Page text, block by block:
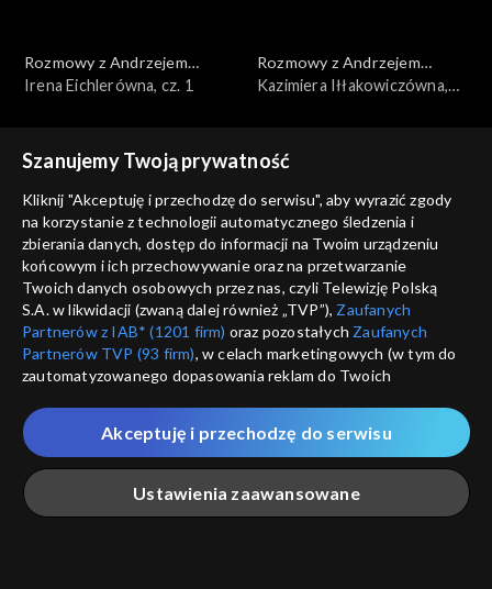
Rozmowy z Andrzejem
Doboszem
Irena Eichlerówna, cz. 1
Rozmowy z Andrzejem
Doboszem
Kazimiera Iłłakowiczówna,
Rozmowy z Andrzejem
Doboszem
Kazimiera Iłłakowiczówna,
cz. 1
Rozmowy z Andrzejem
Doboszem
Wilam Horzyca
Rozmowy z Andrzejem
Doboszem
Józef Beck
Rozmowy z Andrzejem
Doboszem
Kazimierz Junosza-
Stępowski, cz. 2
Szanujemy Twoją prywatność
Kliknij "Akceptuję i przechodzę do serwisu", aby wyrazić zgody
na korzystanie z technologii automatycznego śledzenia i
zbierania danych, dostęp do informacji na Twoim urządzeniu
końcowym i ich przechowywanie oraz na przetwarzanie
Twoich danych osobowych przez nas, czyli Telewizję Polską
S.A. w likwidacji (zwaną dalej również „TVP”), Zaufanych
Partnerów z IAB* (1201 firm) oraz pozostałych Zaufanych
Partnerów TVP (93 firm), w celach marketingowych (w tym do
zautomatyzowanego dopasowania reklam do Twoich
które wskazujemy poniżej, a także zgody na udostępnianie
przez nas identyfikatora PPID do Google.
Twoje dane osobowe zbierane podczas odwiedzania przez
Ciebie naszych
poszczególnych serwisówzwanych dalej
„Portalem”, w tym informacje zapisywane za pomocą
Ustawienia zaawansowane
Akceptuję i przechodzę do serwisu